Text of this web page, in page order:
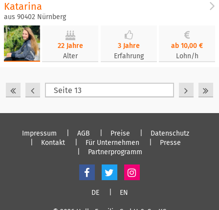
Katarina
aus 90402 Nürnberg
22 Jahre
Alter
3 Jahre
Erfahrung
ab 10,00 €
Lohn/h
Impressum AGB Preise
Datenschutz
Kontakt
Für Unternehmen
Presse
Partnerprogramm
DE EN